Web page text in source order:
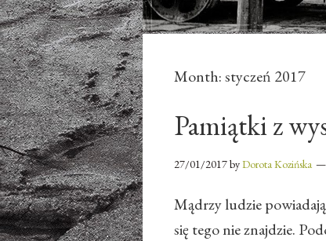
Month:styczeń 2017
Pamiątki z
27/01/2017byDorota Kozińska
Mądrzy ludzie
się tego nie znajdzie.